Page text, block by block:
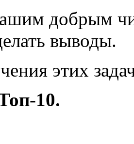
добрым
выводы.
этих
10.